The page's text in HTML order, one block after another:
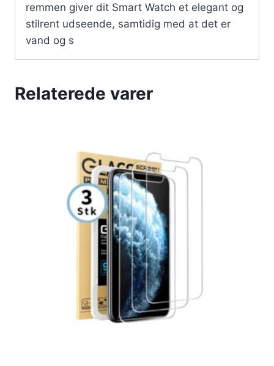
remmen giver dit Smart Watch et elegant og
stilrent udseende, samtidig med at det er
vand og s
Relaterede varer